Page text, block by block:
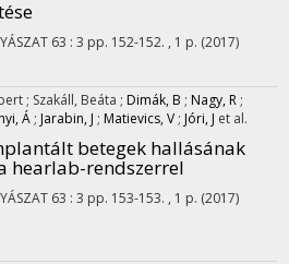
63 : 3 pp. 152-152. , 1 p. (2017)
; Szakáll, Beáta ; Dimák, B ; Nagy, R ;
Á ; Jarabin, J ; Matievics, V ; Jóri, J et al.
betegek hallásának
hearlab-rendszerrel
63 : 3 pp. 153-153. , 1 p. (2017)